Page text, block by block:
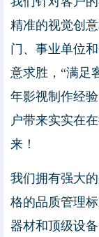
精准的视觉创
门、事业单位
意求胜，“满足
年影视制作经
户带来实实在
来！
我们拥有强大
格的品质管理
器材和顶级设